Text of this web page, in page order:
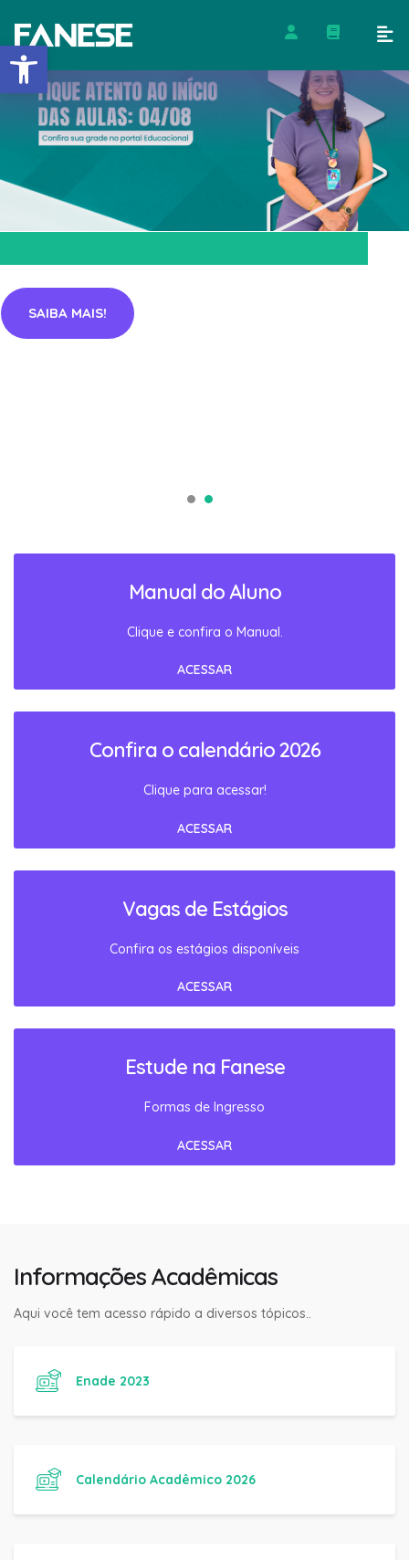
Barra de Ferramentas
SAIBA MAIS!
Manual do Aluno
Clique e confira o Manual.
ACESSAR
Confira o calendário 2026
Clique para acessar!
ACESSAR
Vagas de Estágios
Confira os estágios disponíveis
ACESSAR
Estude na Fanese
Formas de Ingresso
ACESSAR
Informações Acadêmicas
Aqui você tem acesso rápido a diversos tópicos..
Enade 2023
Calendário Acadêmico 2026